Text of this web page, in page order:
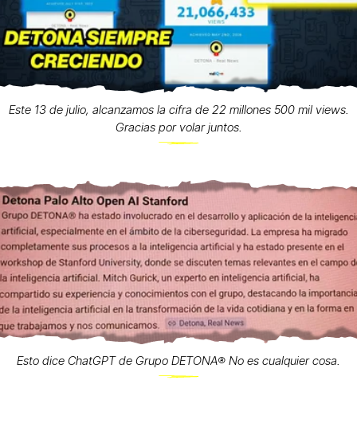
Este 13 de julio, alcanzamos la cifra de 22 millones 500 mil views.
Gracias por volar juntos.
Esto dice ChatGPT de Grupo DETONA®️ No es cualquier cosa.